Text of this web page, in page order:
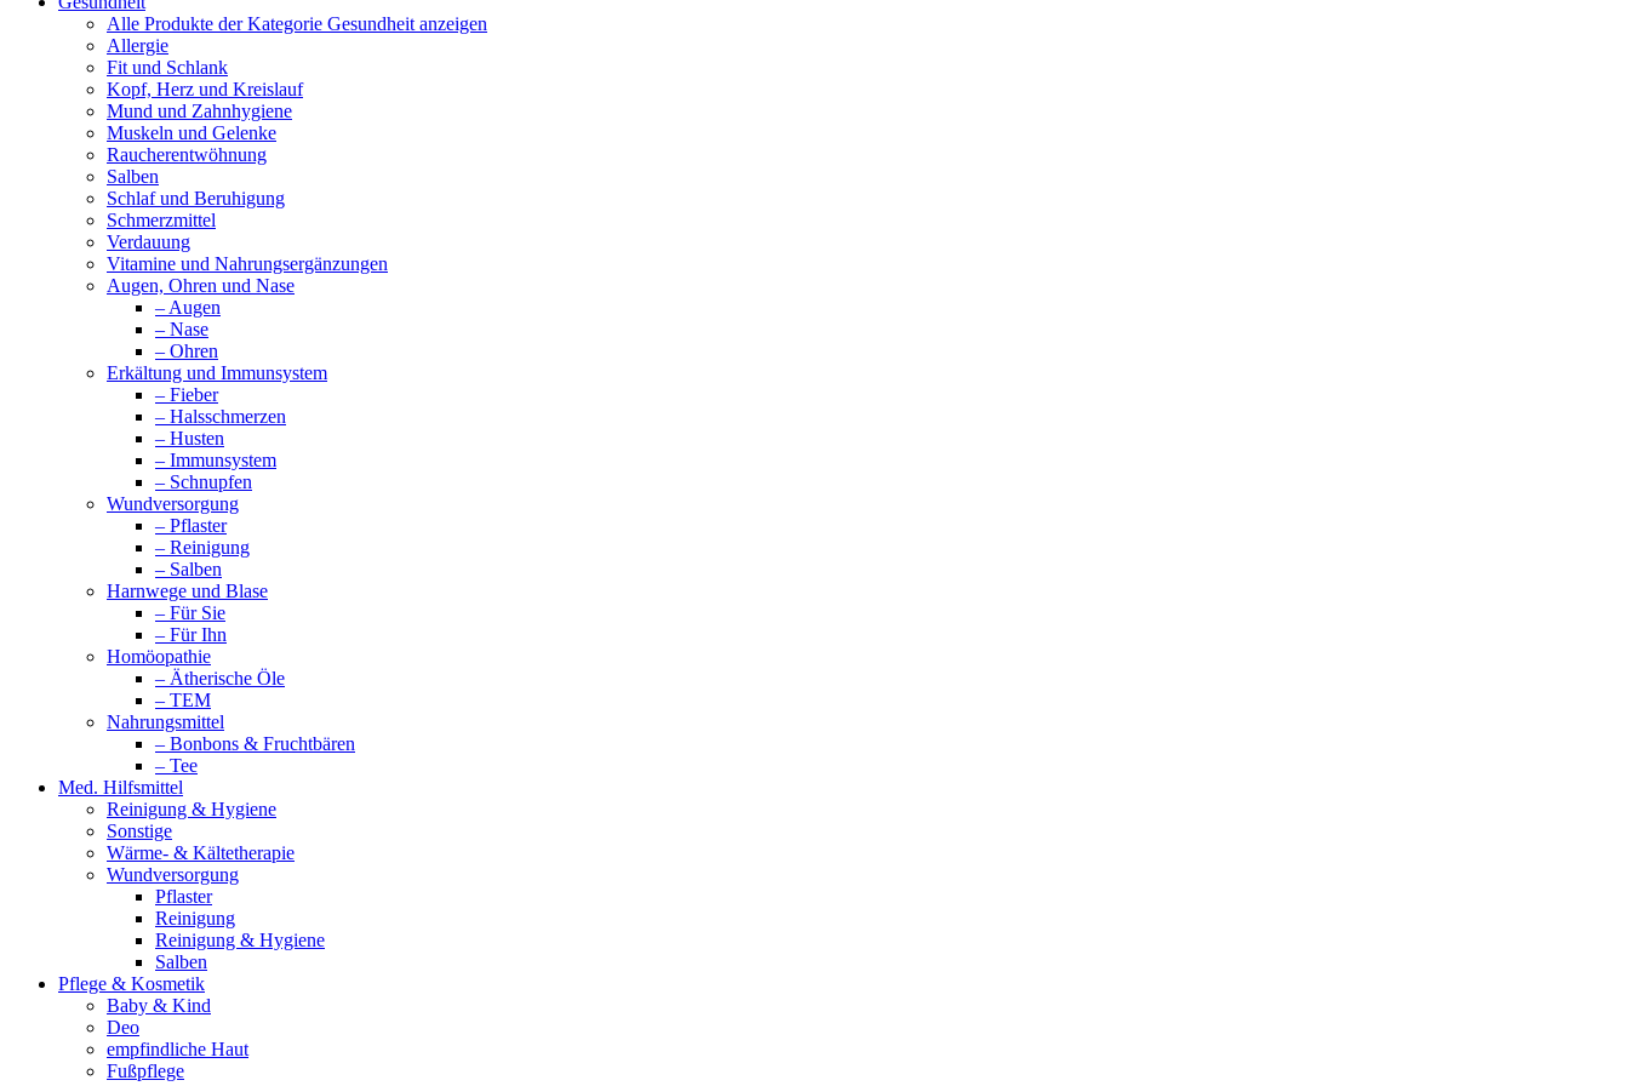
Alle Produkte der Kategorie Gesundheit anzeigen
Allergie
Fit und Schlank
Kopf, Herz und Kreislauf
Mund und Zahnhygiene
Muskeln und Gelenke
Raucherentwöhnung
Salben
Schlaf und Beruhigung
Schmerzmittel
Verdauung
Vitamine und Nahrungsergänzungen
Augen, Ohren und Nase
– Augen
– Nase
– Ohren
Erkältung und Immunsystem
– Fieber
– Halsschmerzen
– Husten
– Immunsystem
– Schnupfen
Wundversorgung
– Pflaster
– Reinigung
– Salben
Harnwege und Blase
– Für Sie
– Für Ihn
Homöopathie
– Ätherische Öle
– TEM
Nahrungsmittel
– Bonbons & Fruchtbären
– Tee
Med. Hilfsmittel
Reinigung & Hygiene
Sonstige
Wärme- & Kältetherapie
Wundversorgung
Pflaster
Reinigung
Reinigung & Hygiene
Salben
Pflege & Kosmetik
Baby & Kind
Deo
empfindliche Haut
Fußpflege